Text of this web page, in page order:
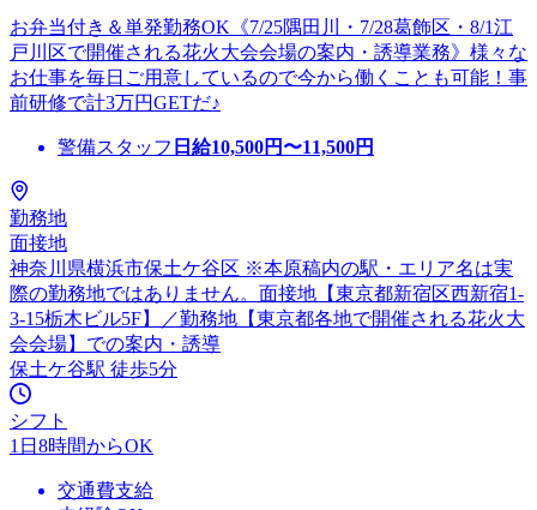
お弁当付き＆単発勤務OK《7/25隅田川・7/28葛飾区・8/1江
戸川区で開催される花火大会会場の案内・誘導業務》様々な
お仕事を毎日ご用意しているので今から働くことも可能！事
前研修で計3万円GETだ♪
警備スタッフ 日給10,500円〜11,500円
勤務地
面接地
神奈川県横浜市保土ケ谷区 ※本原稿内の駅・エリア名は実
際の勤務地ではありません。面接地【東京都新宿区西新宿1-
3-15栃木ビル5F】／勤務地【東京都各地で開催される花火大
会会場】での案内・誘導
保土ケ谷駅 徒歩5分
シフト
1日8時間からOK
交通費支給